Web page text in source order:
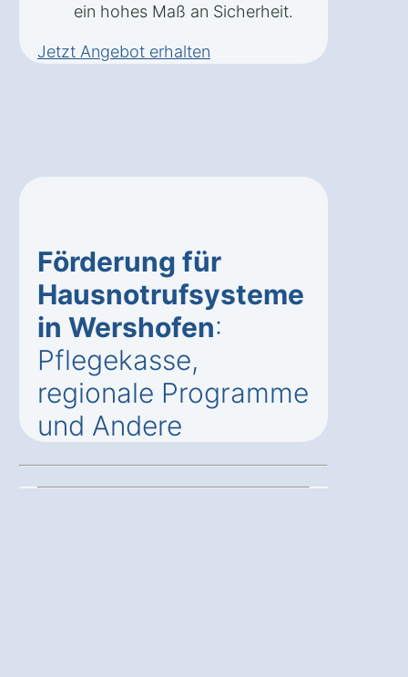
ein hohes Maß an Sicherheit.
Jetzt Angebot erhalten
Förderung für
Hausnotrufsysteme
in Wershofen:
Pflegekasse,
regionale Programme
und Andere